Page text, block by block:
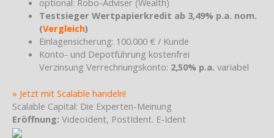
optional: Robo-Adviser (Wealth)
Testsieger Wertpapierkredit ab 3,49% p.a. nom.
(Vergleich)
Einlagensicherung: 100.000 € / Kunde
Konto- und Depotführung kostenfrei
Verzinsung Verrechnungskonto: 2,50% p.a. variabel
» Jetzt mit Scalable handeln!
Scalable Capital: Die Experten-Meinung
Eröffnung: VideoIdent, PostIdent. E-Ident